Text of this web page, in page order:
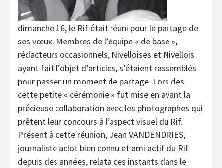
dimanche 16, le Rif était réuni pour le partage de
ses vœux. Membres de l’équipe « de base »,
rédacteurs occasionnels, Nivelloises et Nivellois
ayant fait l’objet d’articles, s’étaient rassemblés
pour passer un moment de partage. Lors des
cette petite « cérémonie » fut mise en avant la
précieuse collaboration avec les photographes qui
prêtent leur concours à l’aspect visuel du Rif.
Présent à cette réunion, Jean VANDENDRIES,
journaliste aclot bien connu et ami actif du Rif
depuis des années, relata ces instants dans le